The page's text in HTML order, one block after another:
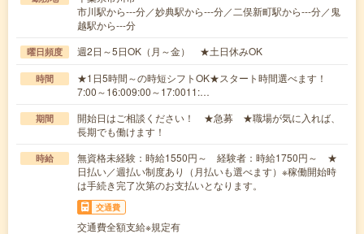
市川駅から---分／妙典駅から---分／二俣新町駅から---分／鬼
越駅から---分
曜日頻度 週2日～5日OK（月～金） ★土日休みOK
時間
★1日5時間～の時短シフトOK★スタート時間選べます！
7:00～16:009:00～17:0011:…
期間
開始日はご相談ください！ ★急募 ★職場が気に入れば、
長期でも働けます！
時給
無資格未経験：時給1550円～ 経験者：時給1750円～ ★
日払い／週払い制度あり（月払いも選べます）※稼働開始時
は手続き完了次第のお支払いとなります。
交通費
交通費全額支給※規定有